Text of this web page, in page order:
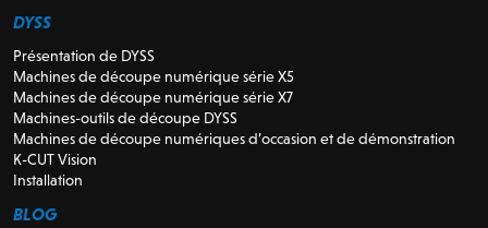
DYSS
Présentation de DYSS
Machines de découpe numérique série X5
Machines de découpe numérique série X7
Machines-outils de découpe DYSS
Machines de découpe numériques d’occasion et de démonstration
K-CUT Vision
Installation
BLOG